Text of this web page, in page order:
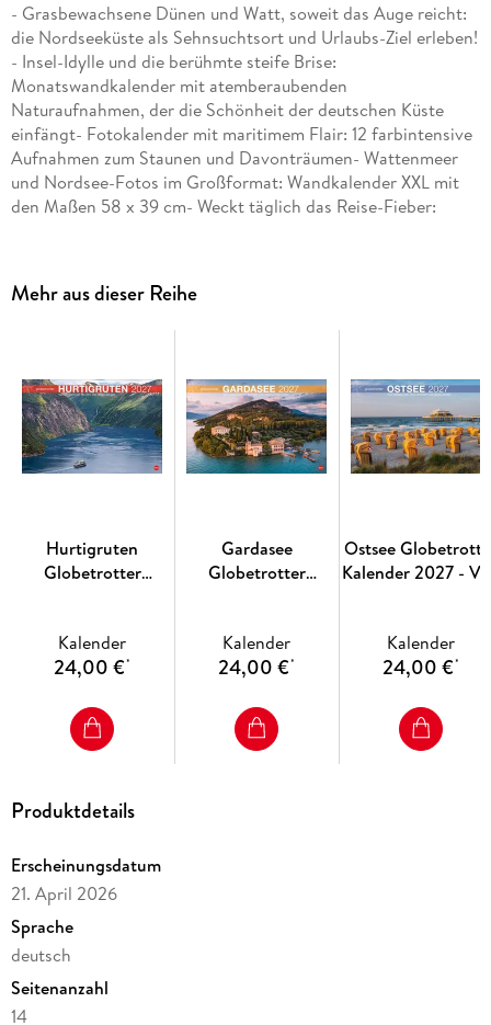
- Grasbewachsene Dünen und Watt, soweit das Auge reicht:
die Nordseeküste als Sehnsuchtsort und Urlaubs-Ziel erleben!
- Insel-Idylle und die berühmte steife Brise:
Monatswandkalender mit atemberaubenden
Naturaufnahmen, der die Schönheit der deutschen Küste
einfängt- Fotokalender mit maritimem Flair: 12 farbintensive
Aufnahmen zum Staunen und Davonträumen- Wattenmeer
und Nordsee-Fotos im Großformat: Wandkalender XXL mit
den Maßen 58 x 39 cm- Weckt täglich das Reise-Fieber:
Mehr aus dieser Reihe
Hurtigruten
Globetrotter
Fjorden und stillen
Bergen
Kalender
24,00 €*
Gardasee
Globetrotter
Buchten und
malerischen Orten
Kalender
24,00 €*
Ostsee
Kalender 2027 -
rauen Küsten
Kalender
24,00 €*
Produktdetails
Erscheinungsdatum
21. April 2026
Sprache
deutsch
Seitenanzahl
14